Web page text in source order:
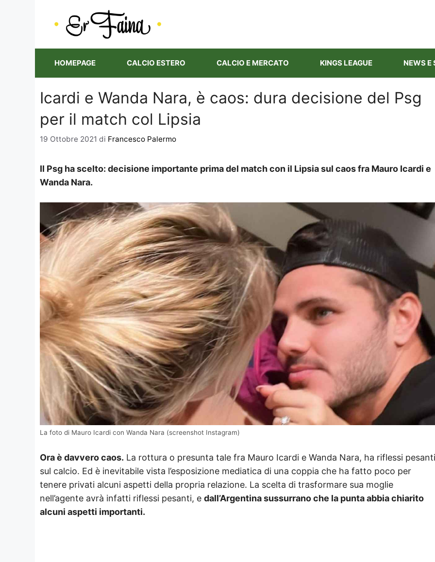
HOMEPAGE CALCIO ESTERO CALCIO E MERCATO KINGS LEAGUE NEWS E
Icardi e Wanda Nara, è caos: dura decisione del Psg
per il match col Lipsia
19 Ottobre 2021 di Francesco Palermo
Il Psg ha scelto: decisione importante prima del match con il Lipsia sul caos fra Mauro Icardi e
Wanda Nara.
La foto di Mauro Icardi con Wanda Nara (screenshot Instagram)
Ora è davvero caos. La rottura o presunta tale fra Mauro Icardi e Wanda Nara, ha riflessi pesanti
sul calcio. Ed è inevitabile vista l’esposizione mediatica di una coppia che ha fatto poco per
tenere privati alcuni aspetti della propria relazione. La scelta di trasformare sua moglie
nell’agente avrà infatti riflessi pesanti, e dall’Argentina sussurrano che la punta abbia chiarito
alcuni aspetti importanti.